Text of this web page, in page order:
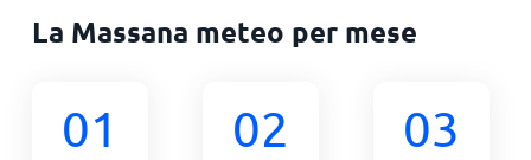
La Massana meteo per mese
01 02 03